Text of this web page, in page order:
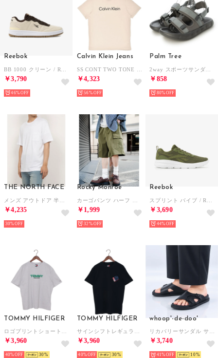
Reebok
￥3,790
46%
Calvin Klein Jeans
￥4,323
56%
Palm Tree
￥858
80%
THE NORTH FACE
￥4,235
30%
Rocky Monroe
￥1,999
32%
Reebok
￥3,690
44%
TOMMY HILFIGER
￥3,960
40% 30
TOMMY HILFIGER
￥3,960
40% 30
whoop'-de-doo'
￥3,740
41% 10